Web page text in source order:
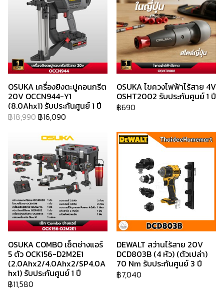
OSUKA เครื่องยิงตะปูคอนกรีต
20V OCCN944-Y1
(8.0Ahx1) รับประกันศูนย์ 1 ปี
฿18,990฿16,090
OSUKA ไขควงไฟฟ้าไร้สาย 4V
OSHT2002 รับประกันศูนย์ 1 ปี
฿690
OSUKA COMBO เซ็ตช่างแอร์
5 ตัว OCK156-D2M2E1
(2.0Ahx2/4.0Ahx2/SP4.0A
hx1) รับประกันศูนย์ 1 ปี
฿11,580
DEWALT สว่านไร้สาย 20V
DCD803B (4 หัว) (ตัวเปล่า)
70 Nm รับประกันศูนย์ 3 ปี
฿7,040